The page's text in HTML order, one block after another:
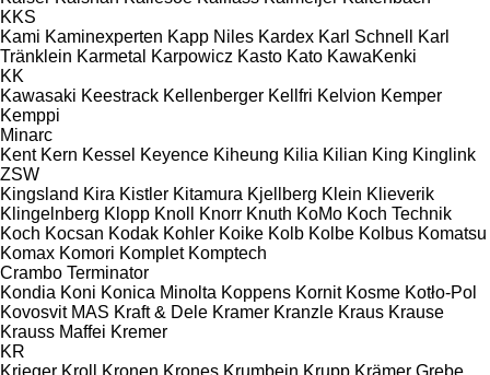
KKS
Kami Kaminexperten Kapp Niles Kardex Karl Schnell
Karl
Tränklein Karmetal Karpowicz Kasto Kato KawaKenki
KK
Kawasaki Keestrack Kellenberger Kellfri Kelvion Kemper
Kemppi
Minarc
Kent Kern Kessel Keyence Kiheung Kilia Kilian King Kinglink
ZSW
Kingsland Kira Kistler Kitamura Kjellberg Klein Klieverik
Klingelnberg Klopp Knoll Knorr Knuth KoMo Koch Technik
Koch Kocsan Kodak Kohler Koike Kolb Kolbe Kolbus Komatsu
Komax Komori Komplet Komptech
Crambo Terminator
Kondia Koni Konica Minolta Koppens Kornit Kosme Kotło-Pol
Kovosvit MAS Kraft & Dele Kramer Kranzle Kraus Krause
Krauss Maffei Kremer
KR
Krieger Kroll Kronen Krones Krumbein Krupp Krämer Grebe